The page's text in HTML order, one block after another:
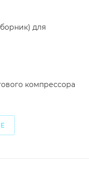
для
компрессора